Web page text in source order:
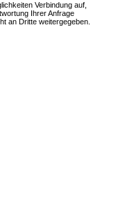
Verbindung auf,
Ihrer Anfrage
an Dritte weitergegeben.